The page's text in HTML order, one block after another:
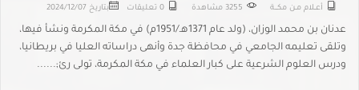
أعــلام مـن مكـــة 3255 مشاهدة 0 تعليقات بتاريخ 2024/12/07
عدنان بن محمد الوزان، (ولد عام 1371هـ/1951م) في مكة المكرمة ونشأ فيها،
وتلقى تعليمه الجامعي في محافظة جدة وأنهى دراساته العليا في بريطانيا،
ودرس العلوم الشرعية على كبار العلماء في مكة المكرمة، تولى رئ;......